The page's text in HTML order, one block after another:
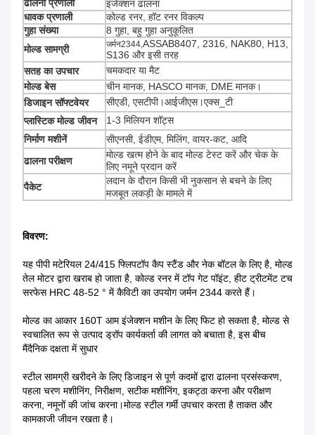
ढालना प्रणाली
इंजेक्शन ढालना
धावक प्रणाली
कोल्ड रनर, हॉट रनर विकल्प
गुहा संख्या
8 गुहा, बहु गुहा अनुकूलित
मोल्ड सामग्री
जर्मन2344,ASSAB8407, 2316, NAK80, H13,
S136 और इसी तरह
सतह का उपचार
चमकदार या मैट
मोल्ड बेस
चीन मानक, HASCO मानक, DME मानक।
डिजाइन सॉफ्टवेयर
सीएडी, एसटीपी।आईजीएस।एक्स_टी
प्लास्टिक मोल्ड जीवन
1-3 मिलियन शॉट्स
निर्माण मशीनें
सीएनसी, ईडीएम, मिलिंग, वायर-कट, आदि
ढालना परीक्षण
मोल्ड खत्म होने के बाद मोल्ड टेस्ट करें और चेक के
लिए नमूने प्रदान करें
पैकेट
लदान के दौरान किसी भी नुकसान से बचने के लिए
मजबूत लकड़ी के मामले में
विवरण:
यह पीपी मटेरियल 24/415 फ्लिपटॉप कैप स्टैंड और नेक बॉटल के लिए है, मोल्ड
तेल मोटर द्वारा खराब हो जाता है, कोल्ड रनर में टॉप गेट पॉइंट, हीट ट्रीटमेंट टच
सरफेस HRC 48-52 ° में कैविटी का उपयोग जर्मन 2344 करते हैं।
मोल्ड का आकार 160T आम इंजेक्शन मशीन के लिए फिट हो सकता है, मोल्ड से
स्वचालित रूप से उत्पाद ड्रॉप कार्यकर्ता की लागत को बचाता है, इस बीच
मैंदैनिक दक्षता में सुधार
स्टील सामग्री खरीदने के लिए डिजाइन से पूर्ण कदमों द्वारा ढालना प्रसंस्करण,
पहला चरण मशीनिंग, निरीक्षण, सटीक मशीनिंग, इकट्ठा करना और परीक्षण
करना, नमूनों की जांच करना।मोल्ड स्टील गर्मी उपचार करता है ताकत और
कामकाजी जीवन रखता है।